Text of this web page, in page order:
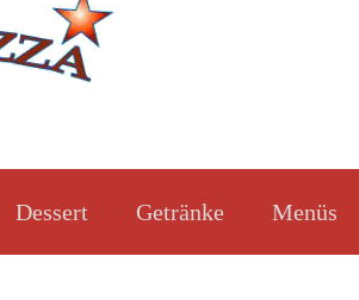
Dessert Getränke Menüs